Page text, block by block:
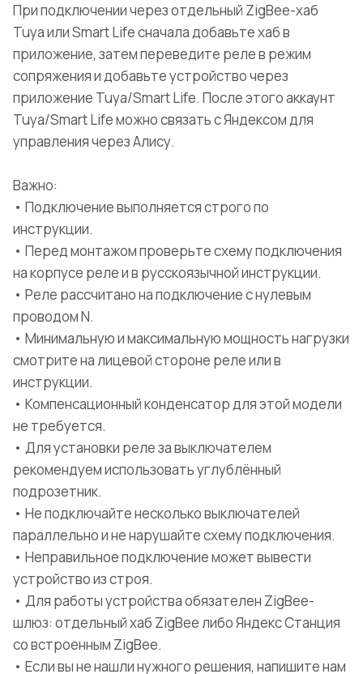
При подключении через отдельный ZigBee-хаб
Tuya или Smart Life сначала добавьте хаб в
приложение, затем переведите реле в режим
сопряжения и добавьте устройство через
приложение Tuya/Smart Life. После этого аккаунт
Tuya/Smart Life можно связать с Яндексом для
управления через Алису.
Важно:
• Подключение выполняется строго по
инструкции.
• Перед монтажом проверьте схему подключения
на корпусе реле и в русскоязычной инструкции.
• Реле рассчитано на подключение с нулевым
проводом N.
• Минимальную и максимальную мощность нагрузки
смотрите на лицевой стороне реле или в
инструкции.
• Компенсационный конденсатор для этой модели
не требуется.
• Для установки реле за выключателем
рекомендуем использовать углублённый
подрозетник.
• Не подключайте несколько выключателей
параллельно и не нарушайте схему подключения.
• Неправильное подключение может вывести
устройство из строя.
• Для работы устройства обязателен ZigBee-
шлюз: отдельный хаб ZigBee либо Яндекс Станция
со встроенным ZigBee.
• Если вы не нашли нужного решения, напишите нам